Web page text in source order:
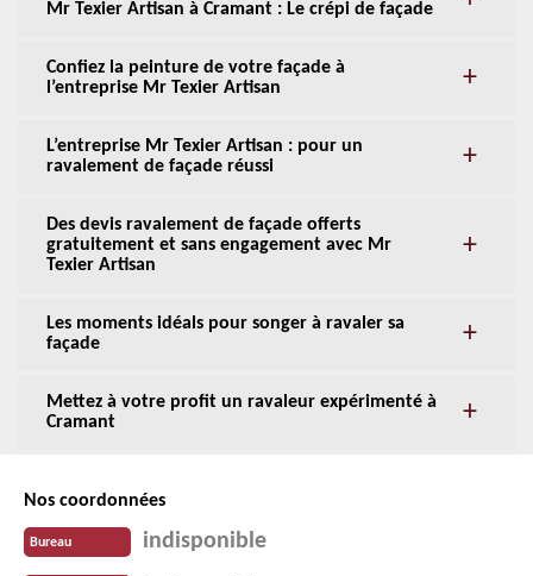
Mr Texier Artisan à Cramant : Le crépi de façade
Confiez la peinture de votre façade à
l’entreprise Mr Texier Artisan
L’entreprise Mr Texier Artisan : pour un
ravalement de façade réussi
Des devis ravalement de façade offerts
gratuitement et sans engagement avec Mr
Texier Artisan
Les moments idéals pour songer à ravaler sa
façade
Mettez à votre profit un ravaleur expérimenté à
Cramant
Nos coordonnées
Bureau indisponible